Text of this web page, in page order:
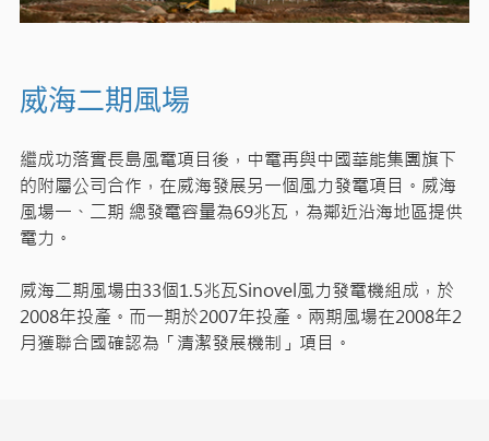
威海二期風場
繼成功落實長島風電項目後，中電再與中國華能集團旗下
的附屬公司合作，在威海發展另一個風力發電項目。威海
風場一、二期 總發電容量為69兆瓦，為鄰近沿海地區提供
電力。
威海二期風場由33個1.5兆瓦Sinovel風力發電機組成，於
2008年投產。而一期於2007年投產。兩期風場在2008年2
月獲聯合國確認為「清潔發展機制」項目。